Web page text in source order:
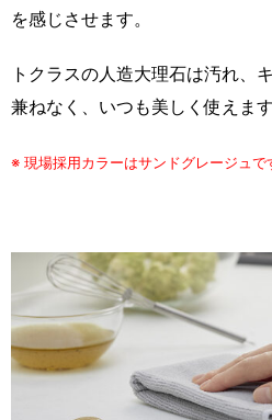
を感じさせます。
トクラスの人造大理石は汚れ、
兼ねなく、いつも美しく使えます
※ 現場採用カラーはサンドグレージュで